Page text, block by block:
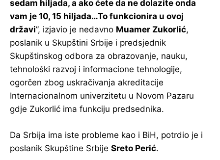
sedam hiljada, a ako ćete da ne dolazite onda
vam je 10, 15 hiljada…To funkcionira u ovoj
državi”, izjavio je nedavno Muamer Zukorlić,
poslanik u Skupštini Srbije i predsjednik
Skupštinskog odbora za obrazovanje, nauku,
tehnološki razvoj i informacione tehnologije,
ogorčen zbog uskračivanja akreditacije
Internacionalnom univerzitetu u Novom Pazaru
gdje Zukorlić ima funkciju predsednika.
Da Srbija ima iste probleme kao i BiH, potrdio je i
poslanik Skupštine Srbije Sreto Perić.